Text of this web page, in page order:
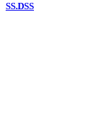
SS.DSS